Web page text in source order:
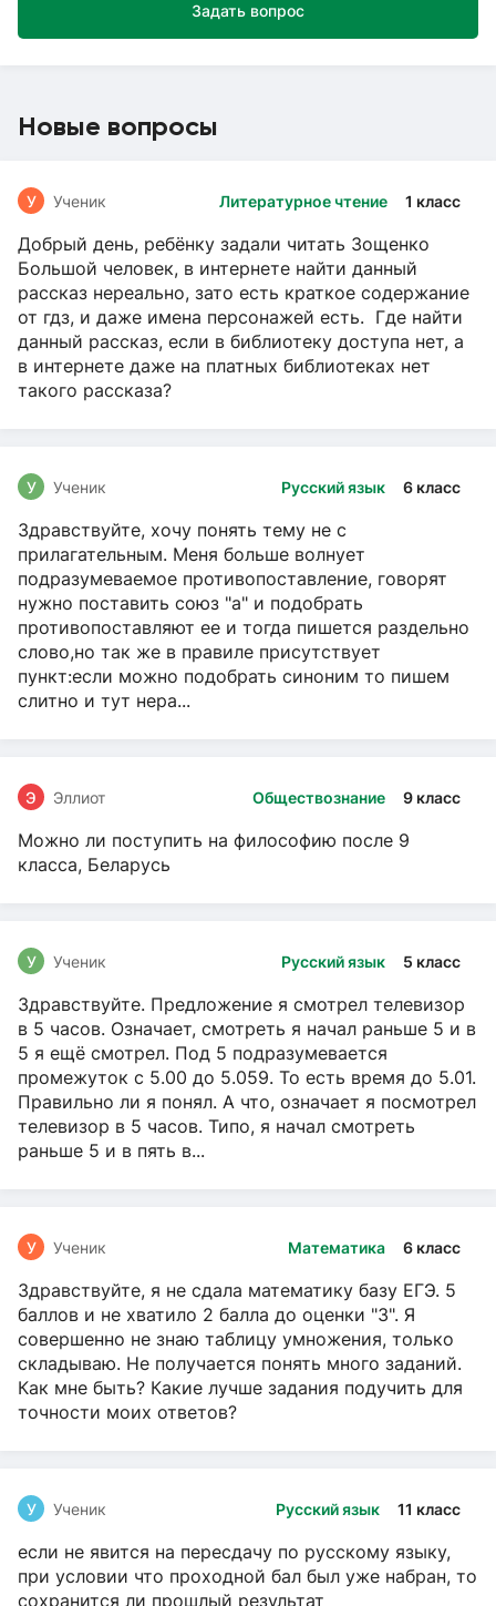
Задать вопрос
Новые вопросы
Литературное чтение 1 класс
У Ученик
Добрый день, ребёнку задали читать Зощенко
Большой человек, в интернете найти данный
рассказ нереально, зато есть краткое содержание
от гдз, и даже имена персонажей есть. Где найти
данный рассказ, если в библиотеку доступа нет, а
в интернете даже на платных библиотеках нет
такого рассказа?
Русский язык 6 класс
У Ученик
Здравствуйте, хочу понять тему не с
прилагательным. Меня больше волнует
подразумеваемое противопоставление, говорят
нужно поставить союз "а" и подобрать
противопоставляют ее и тогда пишется раздельно
слово,но так же в правиле присутствует
пункт:если можно подобрать синоним то пишем
слитно и тут нера...
Обществознание 9 класс
Э Эллиот
Можно ли поступить на философию после 9
класса, Беларусь
Русский язык 5 класс
У Ученик
Здравствуйте. Предложение я смотрел телевизор
в 5 часов. Означает, смотреть я начал раньше 5 и в
5 я ещё смотрел. Под 5 подразумевается
промежуток с 5.00 до 5.059. То есть время до 5.01.
Правильно ли я понял. А что, означает я посмотрел
телевизор в 5 часов. Типо, я начал смотреть
раньше 5 и в пять в...
Математика 6 класс
У Ученик
Здравствуйте, я не сдала математику базу ЕГЭ. 5
баллов и не хватило 2 балла до оценки "3". Я
совершенно не знаю таблицу умножения, только
складываю. Не получается понять много заданий.
Как мне быть? Какие лучше задания подучить для
точности моих ответов?
Русский язык 11 класс
У Ученик
если не явится на пересдачу по русскому языку,
при условии что проходной бал был уже набран, то
сохранится ли прошлый результат